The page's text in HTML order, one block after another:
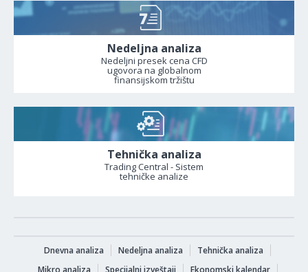
Nedeljna analiza
Nedeljni presek cena CFD
ugovora na globalnom
finansijskom tržištu
Tehnička analiza
Trading Central - Sistem
tehničke analize
Dnevna analiza Nedeljna analiza
Tehnička analiza
Mikro analiza
Specijalni izveštaji Ekonomski kalendar